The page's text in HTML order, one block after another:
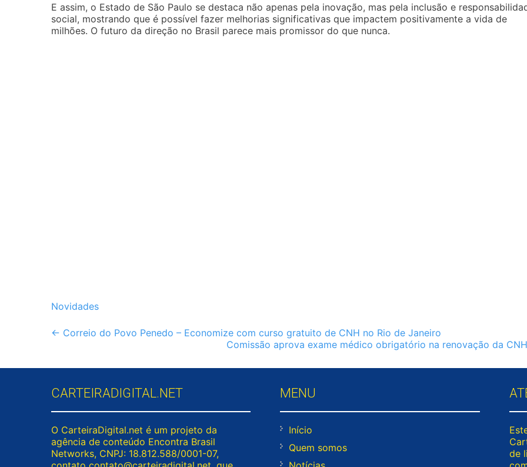
E assim, o Estado de São Paulo se destaca não apenas pela inovação, mas pela inclusão e
social, mostrando que é possível fazer melhorias significativas que impactem positivamente a vida de
milhões. O futuro da direção no Brasil parece mais promissor do que nunca.
Novidades
Post
← Correio do Povo Penedo – Economize com curso gratuito de CNH no Rio de Janeiro
Comissão aprova exame médico obrigatório na renovação da CNH
CARTEIRADIGITAL.NET
O CarteiraDigital.net é um projeto da
agência de conteúdo Encontra Brasil
Networks, CNPJ: 18.812.588/0001-07,
MENU
Início
Quem somos
de